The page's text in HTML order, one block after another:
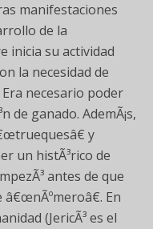
manifestaciones
de la
inicia su actividad
la necesidad de
necesario poder
de ganado. AdemÃ¡s,
y
un histÃ³rico de
antes de que
En
(JericÃ³ es el